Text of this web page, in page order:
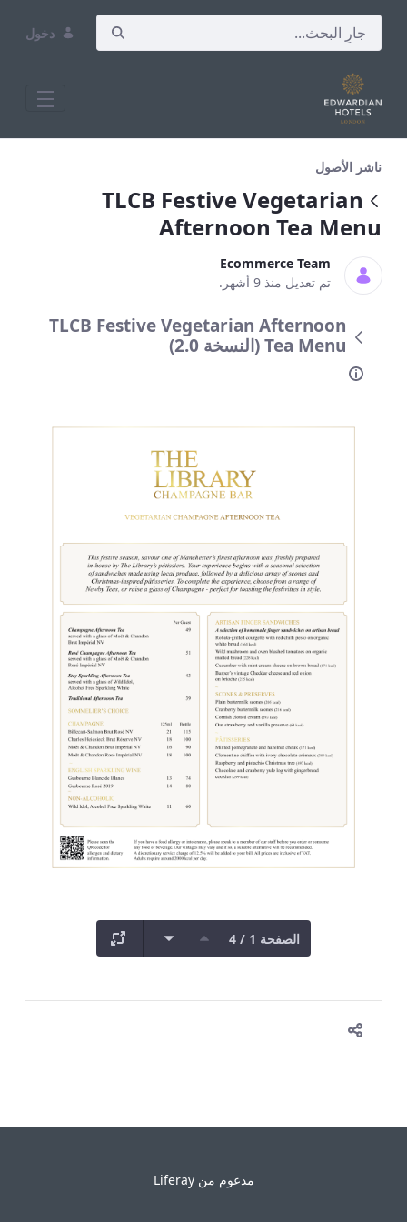
دخول
ناشر الأصول
TLCB Festive Vegetarian
Afternoon Tea Menu
Ecommerce Team
تم تعديل منذ 9 أشهر.
TLCB Festive Vegetarian Afternoon
Tea Menu (النسخة 2.0)
الصفحة 1 / 4
مدعوم منLiferay